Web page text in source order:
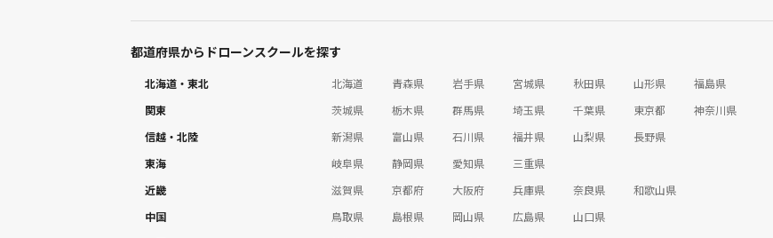
都道府県からドローンスクールを探す
北海道・東北 北海道 青森県 岩手県 宮城県 秋田県 山形県
福島県
関東
茨城県 栃木県 群馬県 埼玉県 千葉県 東京都
神奈川県
信越・北陸
新潟県 富山県 石川県 福井県 山梨県
長野県
東海
岐阜県 静岡県 愛知県
三重県
近畿
滋賀県 京都府 大阪府 兵庫県 奈良県
和歌山県
中国
鳥取県 島根県 岡山県 広島県
山口県